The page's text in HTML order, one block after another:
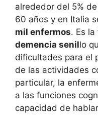
alrededor del 5%
60 años y en Italia
mil enfermos. Es
demencia senillo
dificultades para el
de las actividades
particular, la
a las funciones
capacidad de